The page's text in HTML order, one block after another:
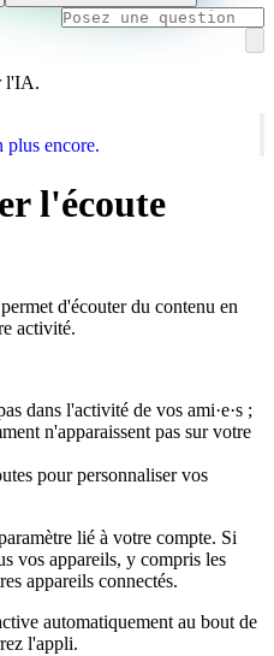
l'IA.
plus encore.
l'écoute
d'écouter du contenu en
activité.
dans l'activité de vos ami·e·s ;
n'apparaissent pas sur votre
pour personnaliser vos
lié à votre compte. Si
vos appareils, y compris les
appareils connectés.
automatiquement au bout de
l'appli.